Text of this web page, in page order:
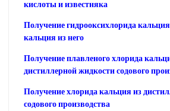
кислоты и известняка
Получение гидрооксихлорида
кальция из него
Получение плавленого хлорида
дистиллерной жидкости содового
Получение хлорида кальция из
содового производства